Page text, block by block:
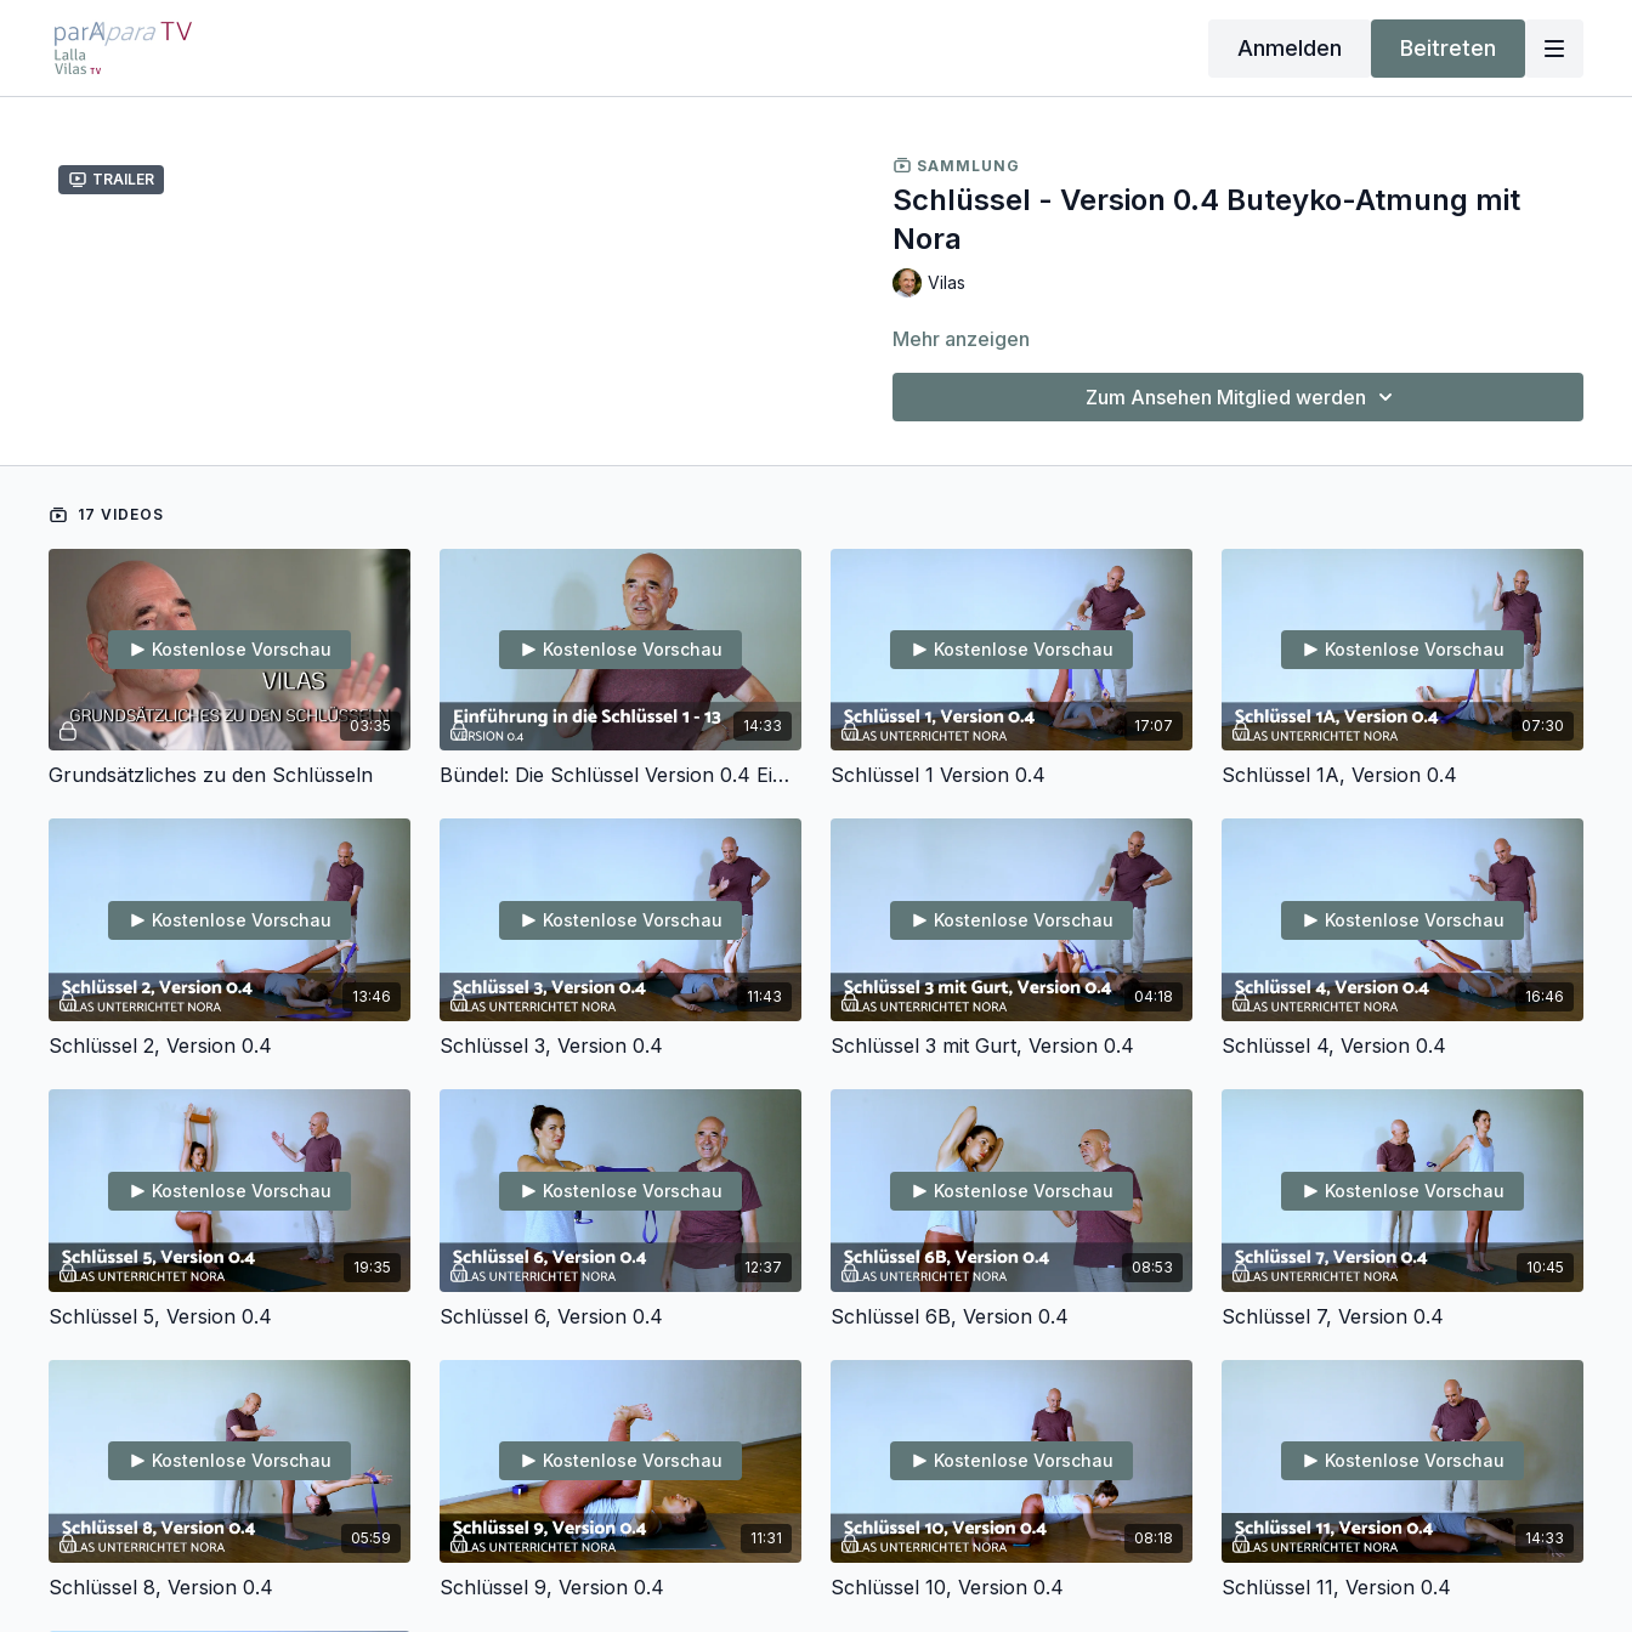
Anmelden Beitreten
Trailer
SAMMLUNG
Schlüssel - Version 0.4 Buteyko-Atmung mit
Nora
Vilas
Mehr anzeigen
Zum Ansehen Mitglied werden
17 VIDEOS
03:35
Kostenlose Vorschau
Grundsätzliches zu den Schlüsseln
14:33
Kostenlose Vorschau
Bündel: Die Schlüssel Version 0.4 Einführung
17:07
Kostenlose Vorschau
Schlüssel 1 Version 0.4
07:30
Kostenlose Vorschau
Schlüssel 1A, Version 0.4
13:46
Kostenlose Vorschau
Schlüssel 2, Version 0.4
11:43
Kostenlose Vorschau
Schlüssel 3, Version 0.4
04:18
Kostenlose Vorschau
Schlüssel 3 mit Gurt, Version 0.4
16:46
Kostenlose Vorschau
Schlüssel 4, Version 0.4
19:35
Kostenlose Vorschau
Schlüssel 5, Version 0.4
12:37
Kostenlose Vorschau
Schlüssel 6, Version 0.4
08:53
Kostenlose Vorschau
Schlüssel 6B, Version 0.4
10:45
Kostenlose Vorschau
Schlüssel 7, Version 0.4
05:59
Kostenlose Vorschau
Schlüssel 8, Version 0.4
11:31
Kostenlose Vorschau
Schlüssel 9, Version 0.4
08:18
Kostenlose Vorschau
Schlüssel 10, Version 0.4
14:33
Kostenlose Vorschau
Schlüssel 11, Version 0.4